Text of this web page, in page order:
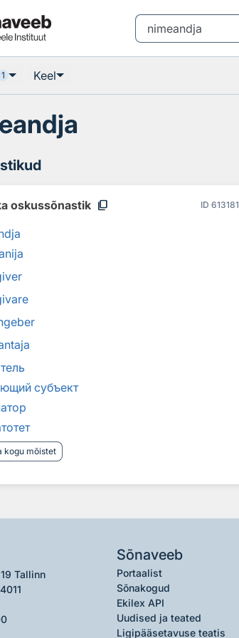
1 Keel
oskussõnastik content_copy ID 613181
тель
субъект
kogu mõistet
Tallinn
Sõnaveeb
Portaalist
Sõnakogud
Ekilex API
Uudised ja teated
Ligipääsetavuse teatis